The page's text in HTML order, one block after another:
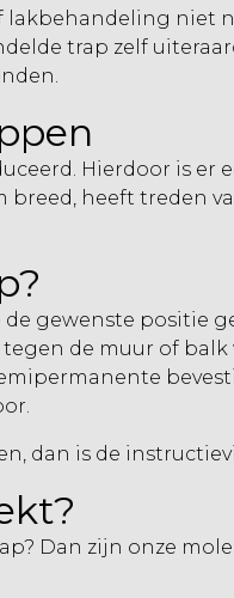
niet
trap zelf
Hierdoor is er
breed, heeft treden
gewenste positie
de muur of
dan is de
Dan zijn onze